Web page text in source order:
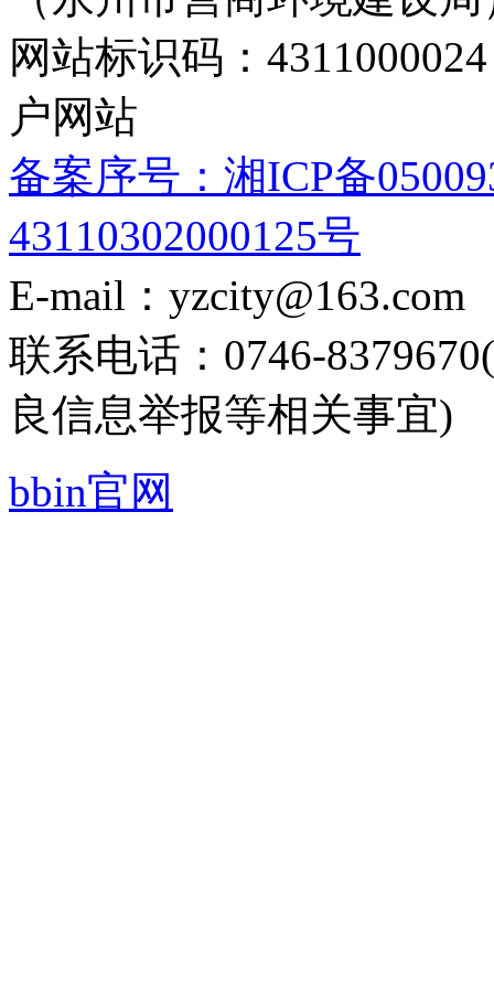
网站标识码：
户网站
备案序号：湘ICP备
43110302000125号
E-mail：yzcity@163.com
联系电话：0746-
良信息举报等相关事宜)
bbin官网